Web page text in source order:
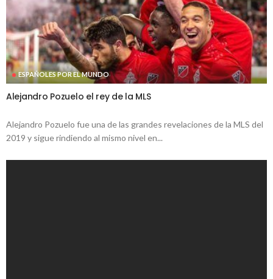
ESPAÑOLES POR EL MUNDO
Alejandro Pozuelo el rey de la MLS
Alejandro Pozuelo fue una de las grandes revelaciones de la MLS del
2019 y sigue rindiendo al mismo nivel en...